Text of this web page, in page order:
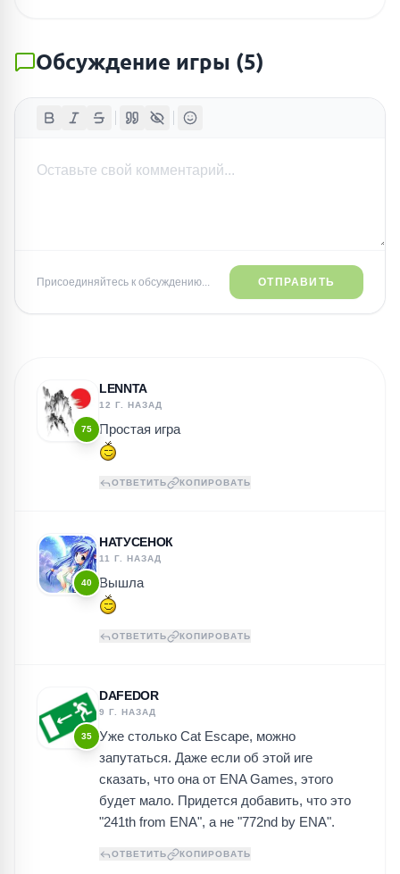
Обсуждение игры (5)
Присоединяйтесь к обсуждению... ОТПРАВИТЬ
75
LENNTA
12 Г. НАЗАД
Простая игра
ОТВЕТИТЬ КОПИРОВАТЬ
40
НАТУСЕНОК
11 Г. НАЗАД
Вышла
ОТВЕТИТЬ КОПИРОВАТЬ
35
DAFEDOR
9 Г. НАЗАД
Уже столько Cat Escape, можно
запутаться. Даже если об этой иге
сказать, что она от ENA Games, этого
будет мало. Придется добавить, что это
"241th from ENA", а не "772nd by ENA".
ОТВЕТИТЬ КОПИРОВАТЬ